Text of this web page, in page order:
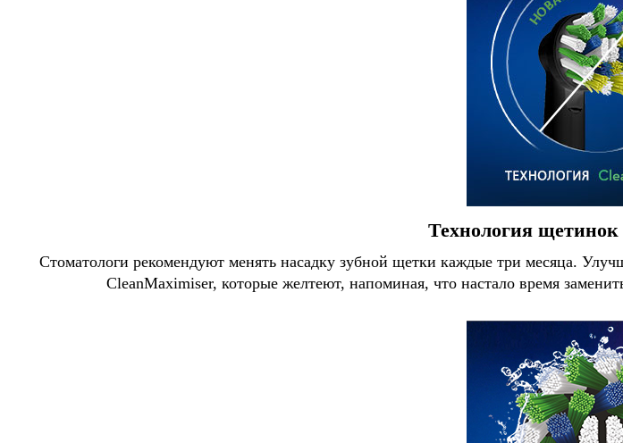
Технология
Стоматологи рекомендуют менять насадку зубной щетки каждые три месяца.
CleanMaximiser, которые желтеют, напоминая, что настало время